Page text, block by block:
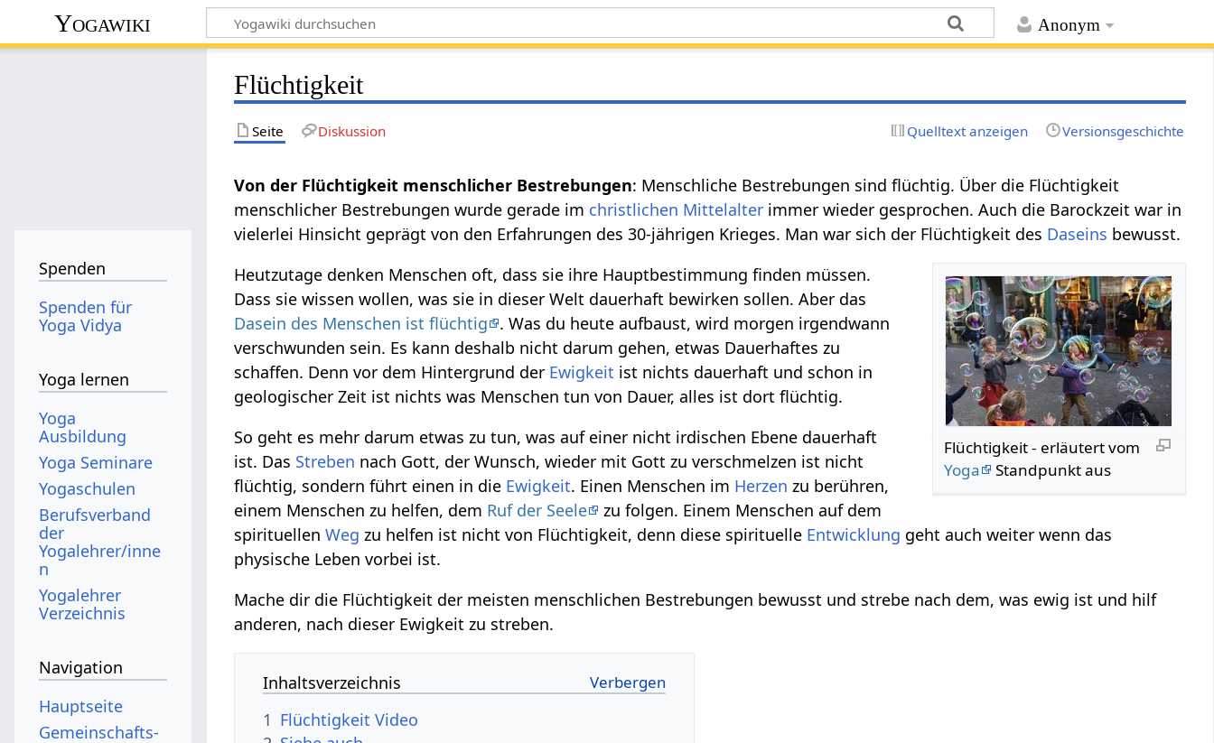
Anonym
Yogawiki
Flüchtigkeit
Seite Diskussion Quelltext anzeigen Versionsgeschichte
: Menschliche Bestrebungen sind flüchtig. Über die Flüchtigkeit
menschlicher Bestrebungen wurde gerade im christlichen Mittelalter immer wieder gesprochen. Auch die Barockzeit war in
vielerlei Hinsicht geprägt von den Erfahrungen des 30-jährigen Krieges. Man war sich der Flüchtigkeit des Daseins bewusst.
Flüchtigkeit‏‎ - erläutert vom
Yoga
Standpunkt aus
Heutzutage denken Menschen oft, dass sie ihre Hauptbestimmung finden müssen.
Dass sie wissen wollen, was sie in dieser Welt dauerhaft bewirken sollen. Aber das
Dasein des Menschen ist flüchtig
. Was du heute aufbaust, wird morgen irgendwann
verschwunden sein. Es kann deshalb nicht darum gehen, etwas Dauerhaftes zu
schaffen. Denn vor dem Hintergrund der Ewigkeit ist nichts dauerhaft und schon in
geologischer Zeit ist nichts was Menschen tun von Dauer, alles ist dort flüchtig.
So geht es mehr darum etwas zu tun, was auf einer nicht irdischen Ebene dauerhaft
ist. Das Streben nach Gott, der Wunsch, wieder mit Gott zu verschmelzen ist nicht
flüchtig, sondern führt einen in die Ewigkeit. Einen Menschen im Herzen zu berühren,
einem Menschen zu helfen, dem Ruf der Seele
zu folgen. Einem Menschen auf dem
spirituellenWeg zu helfen ist nicht von Flüchtigkeit, denn diese spirituelle Entwicklung geht auch weiter wenn das
physische Leben vorbei ist.
Mache dir die Flüchtigkeit der meisten menschlichen Bestrebungen bewusst und strebe nach dem, was ewig ist und hilf
anderen, nach dieser Ewigkeit zu streben.
Inhaltsverzeichnis
1
Flüchtigkeit‏‎ Video
Spenden
Spenden für
Yoga Vidya
Yoga lernen
Yoga
Ausbildung
Yoga Seminare
Yogaschulen
Berufsverband
der
Yogalehrer/inne
n
Yogalehrer
Verzeichnis
Navigation
Hauptseite
Gemeinschafts­